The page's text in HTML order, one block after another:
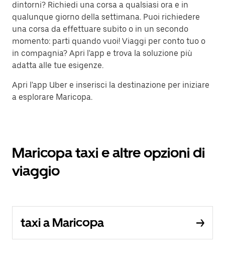
dintorni? Richiedi una corsa a qualsiasi ora e in
qualunque giorno della settimana. Puoi richiedere
una corsa da effettuare subito o in un secondo
momento: parti quando vuoi! Viaggi per conto tuo o
in compagnia? Apri l'app e trova la soluzione più
adatta alle tue esigenze.
Apri l'app Uber e inserisci la destinazione per iniziare
a esplorare Maricopa.
Maricopa taxi e altre opzioni di
viaggio
taxi a Maricopa